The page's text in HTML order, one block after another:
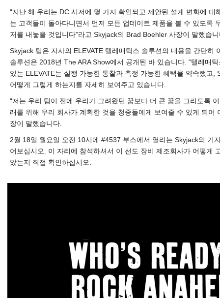
“지난 해 우리는 DC 시저에 몇 가지 확인되고 제안된 설계 변화에 대
는 고객들이 돌아다니면서 먼저 모든 업데이트 제품을 볼 수 있도록
저를 내놓을 것입니다”라고 Skyjack의 Brad Boehler 사장이 말했습
Skyjack 팀은 자사의 ELEVATE 텔레매틱스 솔루션의 내용을 간단히
솔루션은 2018년 The ARA Show에서 공개된 바 있습니다. “텔레매
있는 ELEVATE는 실행 가능한 통찰과 측정 가능한 혜택을 약속했고,
어떻게 그렇게 하는지를 자세히 보여주고 있습니다.
“저는 우리 팀이 전에 우리가 그려왔던 꿈보다 더 큰 꿈을 그리도록
래를 위해 우리 회사가 계획한 것을 청중들에게 보여줄 수 있게 되어
장이 말했습니다.
2월 18일 월요일 오전 10시에 #4537 부스에서 열리는 Skyjack의 기
어보십시오. 이 자리에 참석하셔서 이 선도 장비 제조회사가 어떻게
았는지 직접 확인하십시오.